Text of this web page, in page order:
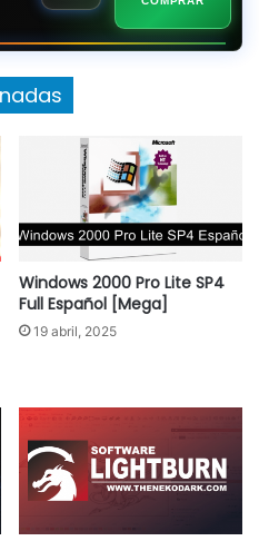
Windows 2000 Pro Lite SP4
Full Español [Mega]
19 abril, 2025